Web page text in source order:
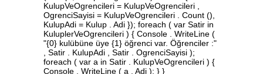
KulupVeOgrencileri = KulupVeOgrencileri ,
OgrenciSayisi = KulupVeOgrencileri . Count (),
KulupAdi = Kulup . Adi }); foreach ( var Satir in
KuluplerVeOgrencileri ) { Console . WriteLine (
"{0} kulübüne üye {1} öğrenci var. Öğrenciler :"
, Satir . KulupAdi , Satir . OgrenciSayisi );
foreach ( var a in Satir . KulupVeOgrencileri ) {
Console . WriteLine ( a . Adi ); } }